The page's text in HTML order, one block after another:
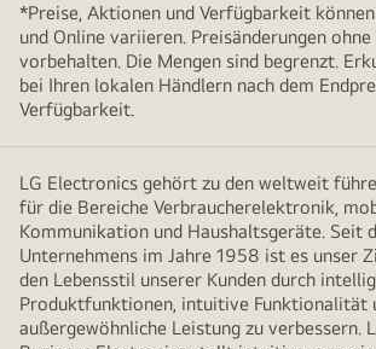
*Preise, Aktionen und Verfügbarkeit
und Online variieren. Preisänderungen
vorbehalten. Die Mengen sind begrenzt.
bei Ihren lokalen Händlern nach dem
Verfügbarkeit.
LG Electronics gehört zu den weltweit
für die Bereiche Verbraucherelektronik,
Kommunikation und Haushaltsgeräte. Seit
Unternehmens im Jahre 1958 ist es unser
den Lebensstil unserer Kunden durch
Produktfunktionen, intuitive Funktionalität
außergewöhnliche Leistung zu verbessern.